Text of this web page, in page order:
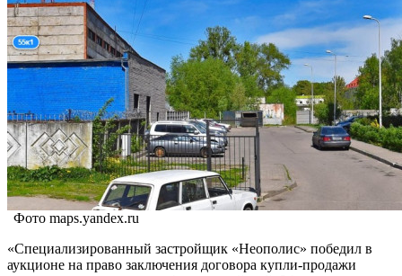
Фото maps.yandex.ru
«Специализированный застройщик «Неополис» победил в
аукционе на право заключения договора купли-продажи